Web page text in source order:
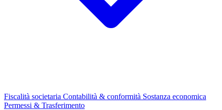
Fiscalità societaria Contabilità & conformità Sostanza economica
Permessi & Trasferimento